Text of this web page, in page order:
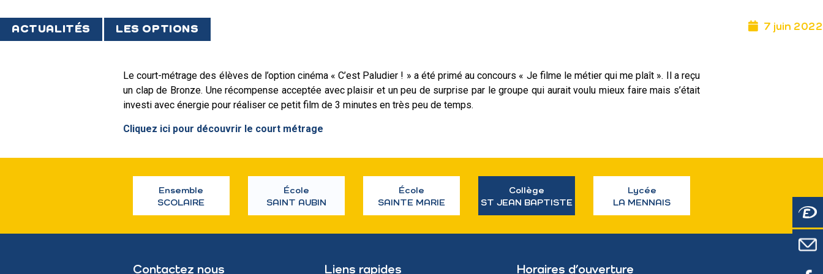
ACTUALITÉS LES OPTIONS 7 juin 2022
Le court-métrage des élèves de l’option cinéma « C’est Paludier ! » a été primé au concours « Je filme le métier qui me plaît ». Il a reçu
un clap de Bronze. Une récompense acceptée avec plaisir et un peu de surprise par le groupe qui aurait voulu mieux faire mais s’était
investi avec énergie pour réaliser ce petit film de 3 minutes en très peu de temps.
Cliquez ici pour découvrir le court métrage
Ensemble
SCOLAIRE
École
SAINT AUBIN
École
SAINTE MARIE
Collège
ST JEAN BAPTISTE
Lycée
LA MENNAIS
Contactez nous Liens rapides Horaires d’ouverture